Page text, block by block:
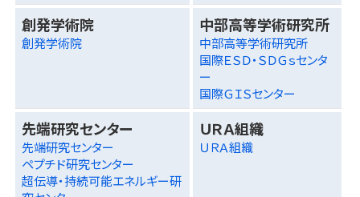
創発学術院
創発学術院
中部高等学術研究所
中部高等学術研究所
国際ＥＳＤ・ＳＤＧｓセンタ
ー
国際ＧＩＳセンター
先端研究センター
先端研究センター
ペプチド研究センター
超伝導・持続可能エネルギー研
ＵＲＡ組織
ＵＲＡ組織